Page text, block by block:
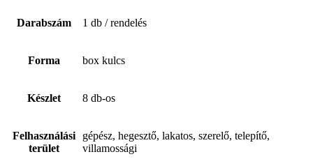
Darabszám 1 db / rendelés
Forma box kulcs
Készlet 8 db-os
Felhasználási
terület
gépész, hegesztő, lakatos, szerelő, telepítő,
villamossági